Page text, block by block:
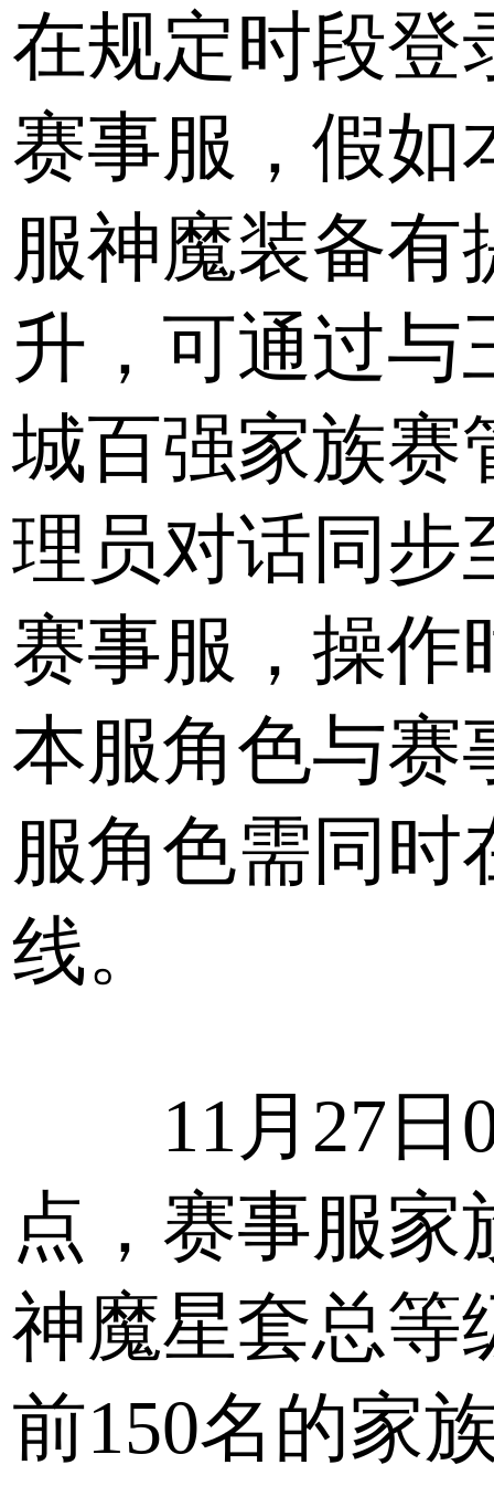
在规定时段登
赛事服，假如
服神魔装备有
升，可通过与
城百强家族赛
理员对话同步
赛事服，操作
本服角色与赛
服角色需同时
线。
11月27日
点，赛事服家
神魔星套总等
前150名的家